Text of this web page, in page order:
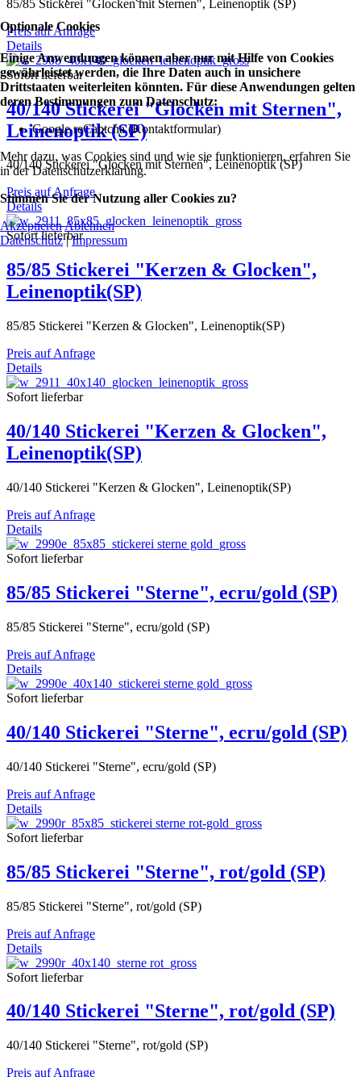
85/85 Stickerei "Glocken mit Sternen", Leinenoptik (SP)
Preis auf Anfrage
Details
Sofort lieferbar
40/140 Stickerei "Glocken mit Sternen",
Leinenoptik (SP)
40/140 Stickerei "Glocken mit Sternen", Leinenoptik (SP)
Preis auf Anfrage
Details
Sofort lieferbar
85/85 Stickerei "Kerzen & Glocken",
Leinenoptik(SP)
85/85 Stickerei "Kerzen & Glocken", Leinenoptik(SP)
Preis auf Anfrage
Details
Sofort lieferbar
40/140 Stickerei "Kerzen & Glocken",
Leinenoptik(SP)
40/140 Stickerei "Kerzen & Glocken", Leinenoptik(SP)
Preis auf Anfrage
Details
Sofort lieferbar
85/85 Stickerei "Sterne", ecru/gold (SP)
85/85 Stickerei "Sterne", ecru/gold (SP)
Preis auf Anfrage
Details
Sofort lieferbar
40/140 Stickerei "Sterne", ecru/gold (SP)
40/140 Stickerei "Sterne", ecru/gold (SP)
Preis auf Anfrage
Details
Sofort lieferbar
85/85 Stickerei "Sterne", rot/gold (SP)
85/85 Stickerei "Sterne", rot/gold (SP)
Preis auf Anfrage
Details
Sofort lieferbar
40/140 Stickerei "Sterne", rot/gold (SP)
40/140 Stickerei "Sterne", rot/gold (SP)
Preis auf Anfrage
Optionale Cookies
Einige Anwendungen können aber nur mit Hilfe von Cookies
gewährleistet werden, die Ihre Daten auch in unsichere
Drittstaaten weiterleiten könnten. Für diese Anwendungen gelten
deren Bestimmungen zum Datenschutz:
Google reCaptcha (Kontaktformular)
Mehr dazu, was Cookies sind und wie sie funktionieren, erfahren Sie
in der Datenschutzerklärung.
Stimmen Sie der Nutzung aller Cookies zu?
AkzeptierenAblehnen
Datenschutz|Impressum